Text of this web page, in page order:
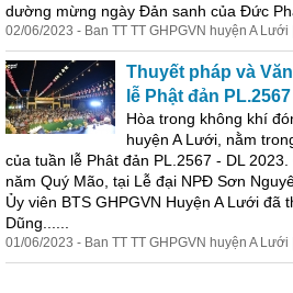
dường mừng ngày Đản sanh của Đức
02/06/2023 - Ban TT TT GHPGVN huyện A Lưới
Thuyết pháp và
lễ Phật đản
Hòa trong không khí
huyện A Lưới, nằm
của tuần lễ Phât đản PL.2567 - DL
năm Quý Mão, tại Lễ đại NPĐ Sơn
Ủy viên BTS GHPGVN Huyện A Lưới đã
Dũng......
01/06/2023 - Ban TT TT GHPGVN huyện A Lưới